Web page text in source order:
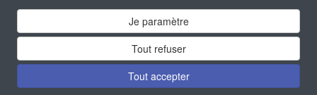
Je paramètre
Tout refuser
Tout accepter